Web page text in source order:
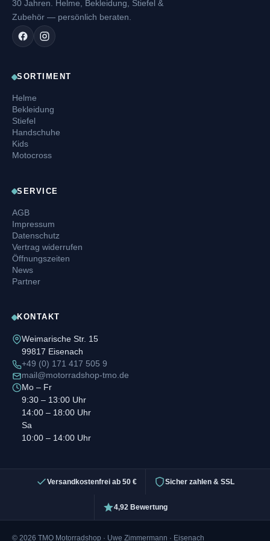
30 Jahren. Helme, Bekleidung, Stiefel &
Zubehör — persönlich beraten.
SORTIMENT
Helme
Bekleidung
Stiefel
Handschuhe
Kids
Motocross
SERVICE
AGB
Impressum
Datenschutz
Vertrag widerrufen
Öffnungszeiten
News
Partner
KONTAKT
Weimarische Str. 15
99817 Eisenach
+49 (0) 171 417 505 9
mail@motorradshop-tmo.de
Mo – Fr
9:30 – 13:00 Uhr
14:00 – 18:00 Uhr
Sa
10:00 – 14:00 Uhr
Versandkostenfrei ab 50 € Sicher zahlen & SSL
4,92 Bewertung
© 2026 TMO Motorradshop · Uwe Zimmermann · Eisenach